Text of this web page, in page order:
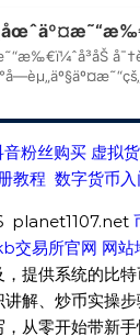
音粉丝购买 虚拟
教程 数字货币
planet1107.net
交易所官网 网站
提供系统的比
解、炒币实操步
从零开始带新